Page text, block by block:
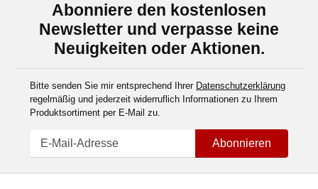
Abonniere den kostenlosen
Newsletter und verpasse keine
Neuigkeiten oder Aktionen.
Bitte senden Sie mir entsprechend Ihrer Datenschutzerklärung
regelmäßig und jederzeit widerruflich Informationen zu Ihrem
Produktsortiment per E-Mail zu.
Abonnieren